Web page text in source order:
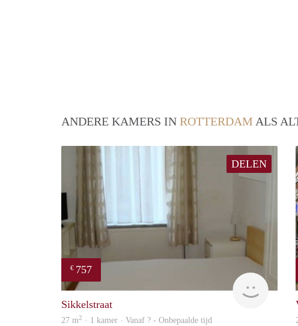
ANDERE KAMERS IN ROTTERDAM ALS
DELEN
€ 757
Sikkelstraat
27 m2 · 1 kamer · Vanaf ? - Onbepaalde tijd